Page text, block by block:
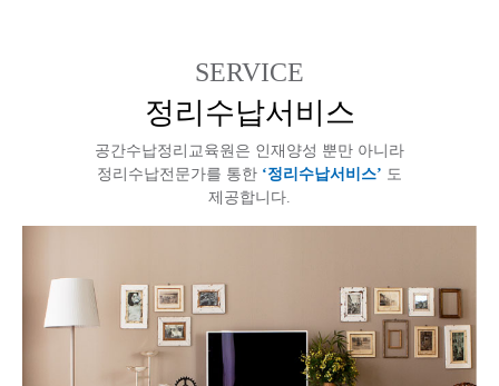
SERVICE
정리수납서비스
공간수납정리교육원은 인재양성 뿐만 아니라
정리수납전문가를 통한 ‘정리수납서비스’ 도
제공합니다.